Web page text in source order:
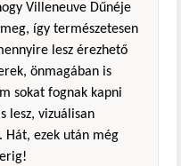
Villeneuve Dűnéje
így természetesen
lesz érezhető
önmagában is
sokat fognak kapni
lesz, vizuálisan
Hát, ezek után még